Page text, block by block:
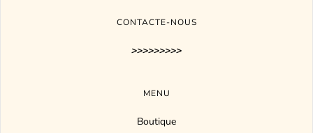
CONTACTE-NOUS
>>>>>>>>>
MENU
Boutique